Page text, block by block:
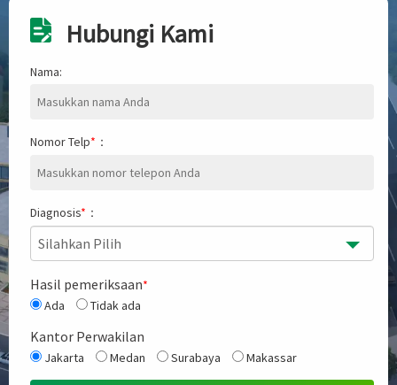
Hubungi Kami
Nama:
Nomor Telp* ：
Diagnosis* ：
Silahkan Pilih
Hasil pemeriksaan*
Ada
Tidak ada
Kantor Perwakilan
Jakarta Medan Surabaya Makassar